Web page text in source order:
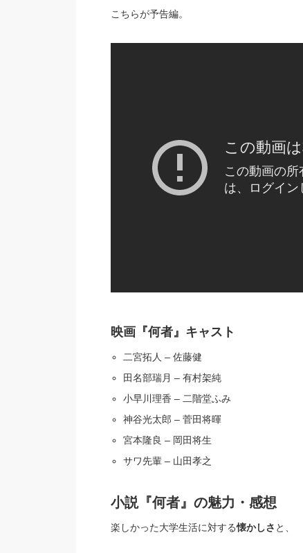
こちらが予告編。
映画『何者』キャスト
二宮拓人 – 佐藤健
田名部瑞月 – 有村架純
小早川理香 – 二階堂ふみ
神谷光太郎 – 菅田将暉
宮本隆良 – 岡田将生
サワ先輩 – 山田孝之
小説『何者』の魅力・感想
楽しかった大学生活に対する懐かしさ と、